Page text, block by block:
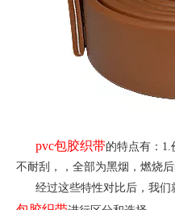
pvc包胶织带的特点有：1.
不耐刮，，全部为黑烟，燃烧后
经过这些特性对比后，我们